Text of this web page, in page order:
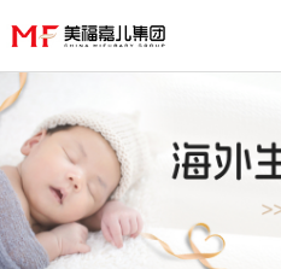
子
优
服
务
月